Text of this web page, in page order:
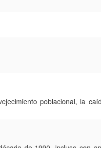
poblacional, la